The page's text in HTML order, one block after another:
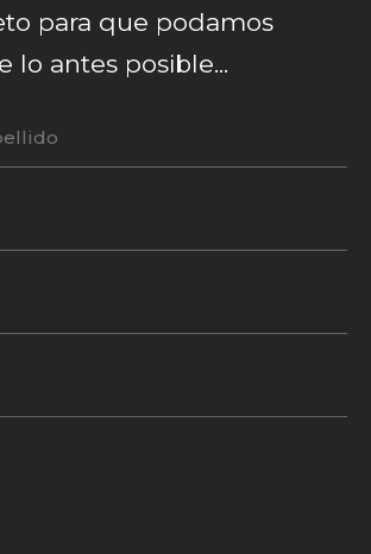
para que podamos
lo antes posible...